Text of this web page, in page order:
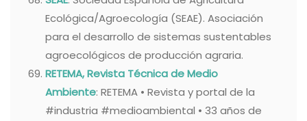
Ecológica/Agroecología (SEAE). Asociación
para el desarrollo de sistemas sustentables
agroecológicos de producción agraria.
RETEMA, Revista Técnica de Medio
Ambiente: RETEMA • Revista y portal de la
#industria #medioambiental • 33 años de